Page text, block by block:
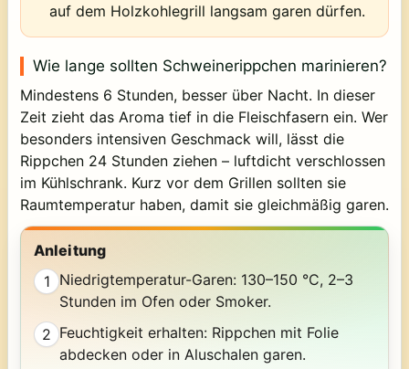
auf dem Holzkohlegrill langsam garen dürfen.
Wie lange sollten Schweinerippchen marinieren?
Mindestens 6 Stunden, besser über Nacht. In dieser
Zeit zieht das Aroma tief in die Fleischfasern ein. Wer
besonders intensiven Geschmack will, lässt die
Rippchen 24 Stunden ziehen – luftdicht verschlossen
im Kühlschrank. Kurz vor dem Grillen sollten sie
Raumtemperatur haben, damit sie gleichmäßig garen.
Anleitung
1 Niedrigtemperatur-Garen: 130–150 °C, 2–3
Stunden im Ofen oder Smoker.
2 Feuchtigkeit erhalten: Rippchen mit Folie
abdecken oder in Aluschalen garen.